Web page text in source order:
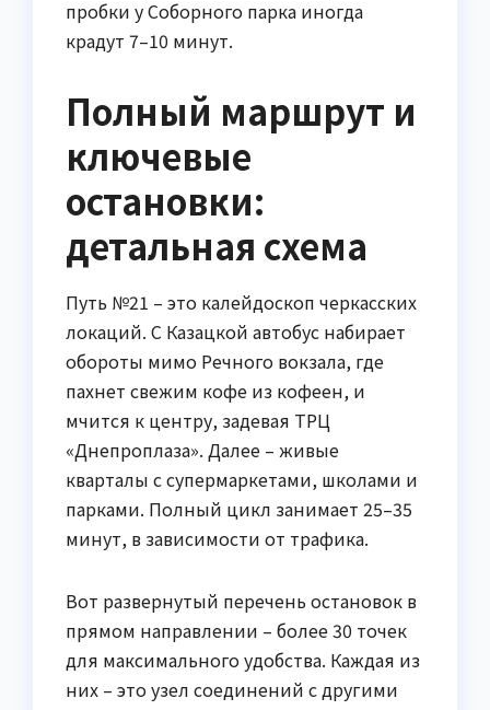
пробки у Соборного парка иногда
крадут 7–10 минут.
Полный маршрут и
ключевые
остановки:
детальная схема
Путь №21 – это калейдоскоп черкасских
локаций. С Казацкой автобус набирает
обороты мимо Речного вокзала, где
пахнет свежим кофе из кофеен, и
мчится к центру, задевая ТРЦ
«Днепроплаза». Далее – живые
кварталы с супермаркетами, школами и
парками. Полный цикл занимает 25–35
минут, в зависимости от трафика.
Вот развернутый перечень остановок в
прямом направлении – более 30 точек
для максимального удобства. Каждая из
них – это узел соединений с другими